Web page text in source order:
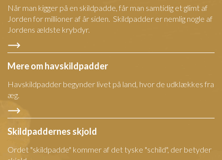
Når man kigger på en skildpadde, får man samtidig et glimt af
Jorden for millioner af år siden. Skildpadder er nemlig nogle af
Jordens ældste krybdyr.
Mere om havskildpadder
Havskildpadder begynder livet på land, hvor de udklækkes fra
æg.
Skildpaddernes skjold
Ordet "skildpadde" kommer af det tyske "schild", der betyder